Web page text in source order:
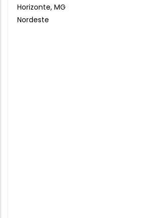
Horizonte, MG
Nordeste